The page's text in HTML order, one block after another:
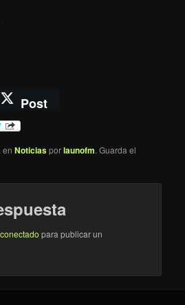
Post
enNoticiasporlaunofm. Guarda el
conectado para publicar un